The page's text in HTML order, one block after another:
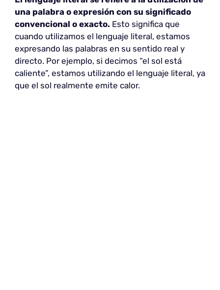
una palabra o expresión con su significado
convencional o exacto. Esto significa que
cuando utilizamos el lenguaje literal, estamos
expresando las palabras en su sentido real y
directo. Por ejemplo, si decimos “el sol está
caliente”, estamos utilizando el lenguaje literal, ya
que el sol realmente emite calor.